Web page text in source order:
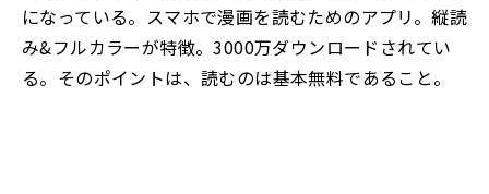
になっている。スマホで漫画を読むためのアプリ。縦読
み&フルカラーが特徴。3000万ダウンロードされてい
る。そのポイントは、読むのは基本無料であること。